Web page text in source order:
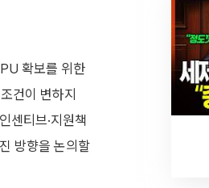
확보를 위한
건이 변하지
센티브·지원책
방향을 논의할